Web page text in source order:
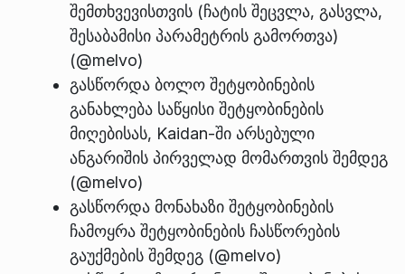
შემთხვევისთვის (ჩატის შეცვლა, გასვლა,
შესაბამისი პარამეტრის გამორთვა)
(@melvo)
გასწორდა ბოლო შეტყობინების
განახლება საწყისი შეტყობინების
მიღებისას, Kaidan-ში არსებული
ანგარიშის პირველად მომართვის შემდეგ
(@melvo)
გასწორდა მონახაზი შეტყობინების
ჩამოყრა შეტყობინების ჩასწორების
გაუქმების შემდეგ (@melvo)